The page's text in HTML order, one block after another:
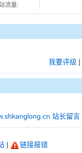
流量:
我要评级 |
站长留言
| 链接报错